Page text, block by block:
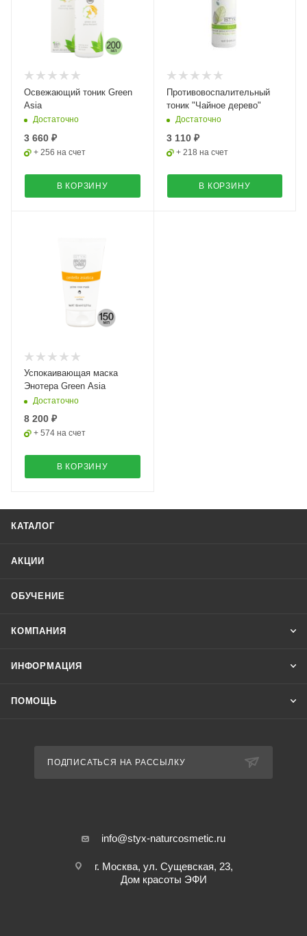
Освежающий тоник Green
Asia
Достаточно
3 660 ₽
+ 256 на счет
В КОРЗИНУ
Противовоспалительный
тоник "Чайное дерево"
Достаточно
3 110 ₽
+ 218 на счет
В КОРЗИНУ
Успокаивающая маска
Энотера Green Asia
Достаточно
8 200 ₽
+ 574 на счет
В КОРЗИНУ
КАТАЛОГ
АКЦИИ
ОБУЧЕНИЕ
КОМПАНИЯ
ИНФОРМАЦИЯ
ПОМОЩЬ
ПОДПИСАТЬСЯ НА РАССЫЛКУ
info@styx-naturcosmetic.ru
г. Москва, ул. Сущевская, 23,
Дом красоты ЭФИ